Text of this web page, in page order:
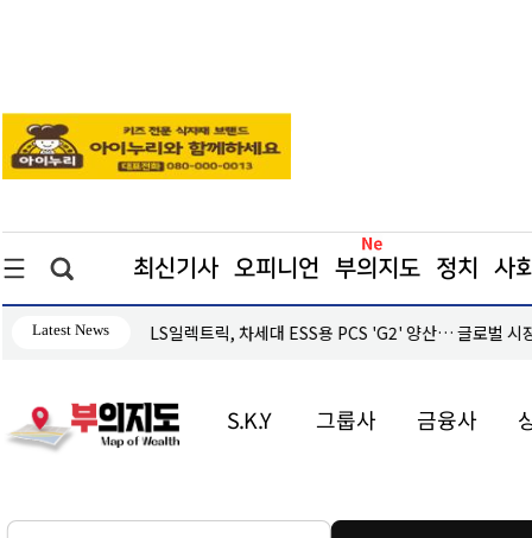
최신기사 오피니언 부의지도 정치 사
Latest News
지속 LS일렉트릭, 차세대 ESS용 PCS 'G2' 양산… 글로벌 시
S.K.Y 그룹사 금융사